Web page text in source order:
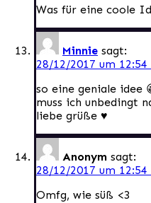
Was für eine coole
Minnie sagt:
28/12/2017 um
so eine geniale idee
muss ich unbedingt
liebe grüße ♥
Anonym sagt:
28/12/2017 um
Omfg, wie süß <3